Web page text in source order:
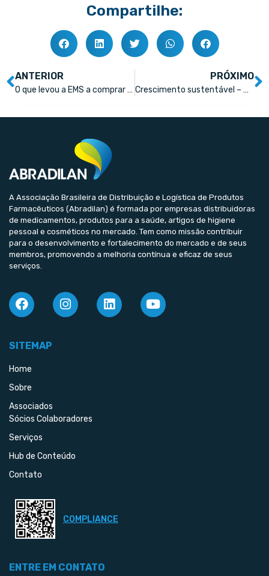
Compartilhe:
ANTERIOR
O que levou a EMS a comprar a startup Vitamine-se
PRÓXIMO
Crescimento sustentável – maximizando ganhos através do planejamento tributário estratégico
A Associação Brasileira de Distribuição e Logística de Produtos
Farmacêuticos (Abradilan) é formada por empresas distribuidoras
de medicamentos, produtos para a saúde, artigos de higiene
pessoal e cosméticos no mercado. Tem como missão contribuir
para o desenvolvimento e fortalecimento do mercado e de seus
membros, promovendo a melhoria contínua e eficaz de seus
serviços.
SITEMAP
Home
Sobre
Associados
Sócios Colaboradores
Serviços
Hub de Conteúdo
Contato
COMPLIANCE
ENTRE EM CONTATO